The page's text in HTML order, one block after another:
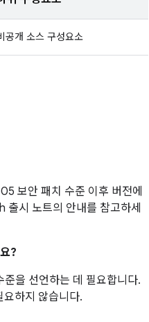
공개 소스 구성요소
보안 패치 수준 이후 버전에
출시 노트의 안내를 참고하세
?
을 선언하는 데 필요합니다.
하지 않습니다.